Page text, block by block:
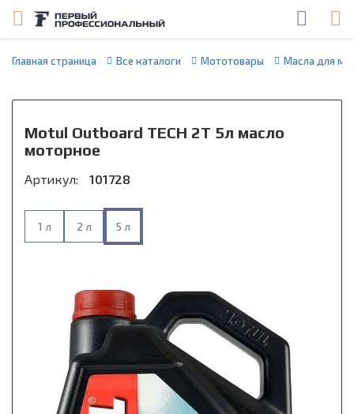
Главная страница Все каталоги Мототовары Масла для
Motul Outboard TECH 2T 5л масло
моторное
Артикул: 101728
1 л 2 л 5 л